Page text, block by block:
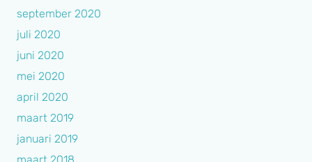
september 2020
juli 2020
juni 2020
mei 2020
april 2020
maart 2019
januari 2019